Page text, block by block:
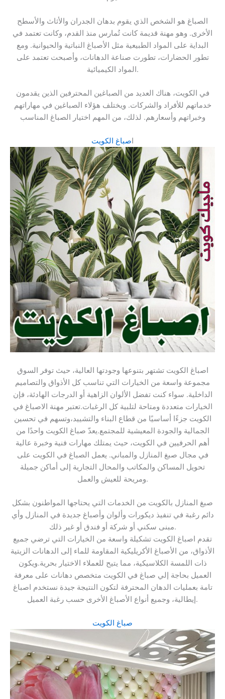
الصباغ هو الشخص الذي يقوم بدهان الجدران والأثاث والأسطح
الأخرى. وهو مهنة قديمة كانت تُمارس منذ القدم، وكانت تعتمد في
البداية على المواد الطبيعية مثل الأصباغ النباتية والحيوانية. ومع
تطور الحضارات، تطورت صناعة الدهانات، وأصبحت تعتمد على
المواد الكيميائية.
في الكويت، هناك العديد من الصباغين المحترفين الذين يقدمون
خدماتهم للأفراد والشركات. ويختلف هؤلاء الصباغين في مهاراتهم
وخبراتهم وأسعارهم. لذلك، من المهم اختيار الصباغ المناسب
صباغ الكويت
اصباغ الكويت تشتهر بتنوعها وجودتها العالية، حيث توفر السوق
مجموعة واسعة من الخيارات التي تناسب كل الأذواق والتصاميم
الداخلية. سواء كنت تفضل الألوان الزاهية أو الدرجات الهادئة، فإن
الخيارات متعددة ومتاحة لتلبية كل الرغبات.تعتبر مهنة الاصباغ في
الكويت جزءًا أساسيًا من قطاع البناء والتشييد،وتسهم في تحسين
الجمالية والجودة المعيشية للمجتمع.يعدّ صباغ الكويت واحدًا من
أهم الحرفيين في الكويت، حيث يمتلك مهارات فنية وخبرة عالية
في مجال صبغ المنازل والمباني. يعمل الصباغ في الكويت على
تحويل المساكن والمكاتب والمحال التجارية إلى أماكن جميلة
ومريحة للعيش والعمل.
صبغ المنازل بالكويت من الخدمات التي يحتاجها المواطنون بشكل
دائم رغبة في تنفيذ ديكورات وألوان وأصباغ جديدة في المنازل وأي
مبنى سكني أو شركة أو فندق أو غير ذلك.
تقدم اصباغ الكويت تشكيلة واسعة من الخيارات التي ترضي جميع
الأذواق، من الأصباغ الأكريليكية المقاومة للماء إلى الدهانات الزيتية
ذات اللمسة الكلاسيكية، مما يتيح للعملاء الاختيار بحرية.ويكون
العميل بحاجة إلي صباغ في الكويت متخصص دهانات على معرفة
تامة بعمليات الدهان المحترفة لتكون النتيجة جيدة نستخدم اصباغ
إيطالية، وجميع أنواع الأصباغ الأخرى حسب رغبة العميل.
صباغ الكويت